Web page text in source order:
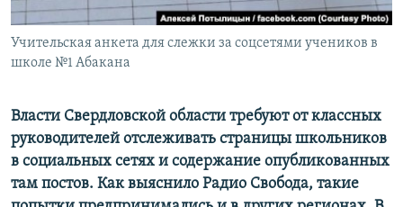
Все сайты РСЕ/РС
Учительская анкета для слежки за соцсетями учеников в
школе №1 Абакана
Власти Свердловской области требуют от классных
руководителей отслеживать страницы школьников
в социальных сетях и содержание опубликованных
там постов. Как выяснило Радио Свобода, такие